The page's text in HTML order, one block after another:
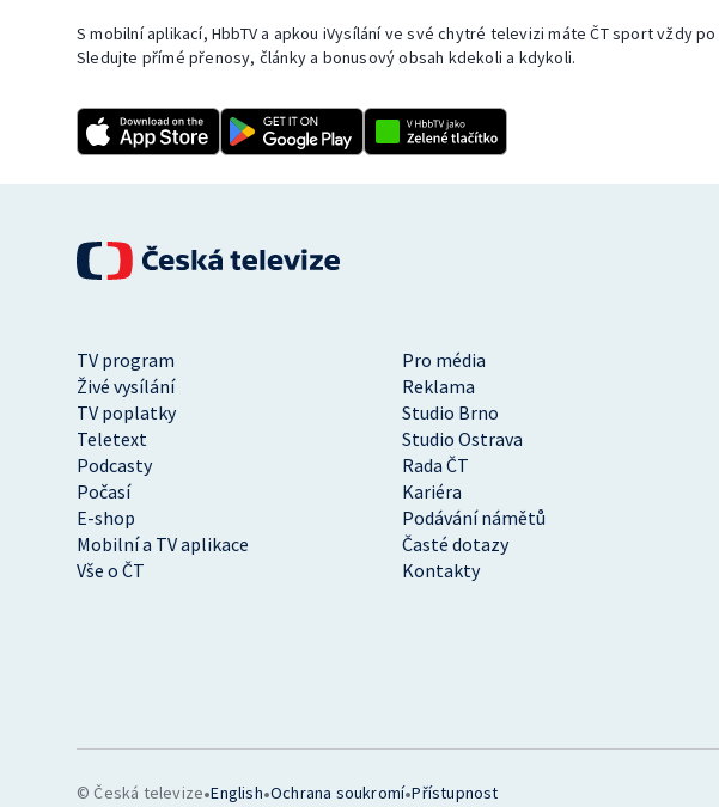
S mobilní aplikací, HbbTV a apkou iVysílání ve své chytré televizi máte ČT sport vždy
Sledujte přímé přenosy, články a bonusový obsah kdekoli a kdykoli.
TV program
Pro média
Živé vysílání
Reklama
TV poplatky
Studio Brno
Teletext
Studio Ostrava
Podcasty
Rada ČT
Počasí
Kariéra
E-shop
Podávání námětů
Mobilní a TV aplikace
Časté dotazy
Vše o ČT
Kontakty
© Česká televize•English•Ochrana soukromí•Přístupnost